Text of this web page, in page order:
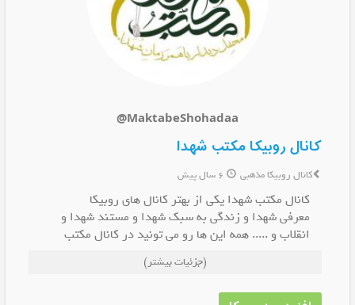
@MaktabeShohadaa
کانال روبیکا مکتب شهدا
کانال روبیکا مذهبی
کانال مکتب شهدا یکی از بهتر کانال های روبیکا
معرفی شهدا و زندگی به سبک شهدا و مستند شهدا و
انقلاب و ..... همه این ها رو می تونید در کانال مکتب
(جزئیات بیشتر)